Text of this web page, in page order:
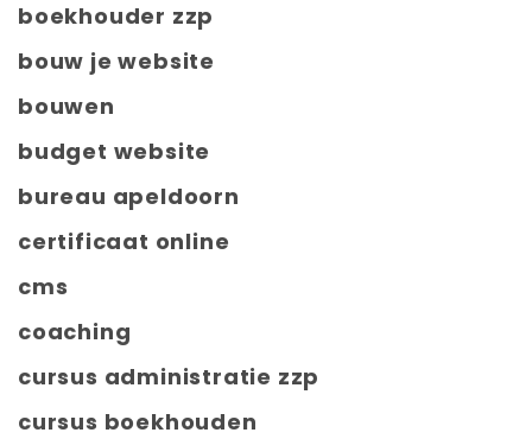
boekhouder zzp
bouw je website
bouwen
budget website
bureau apeldoorn
certificaat online
cms
coaching
cursus administratie zzp
cursus boekhouden